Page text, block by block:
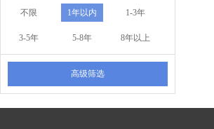
不限 1年以内 1-3年
3-5年 5-8年 8年以上
高级筛选